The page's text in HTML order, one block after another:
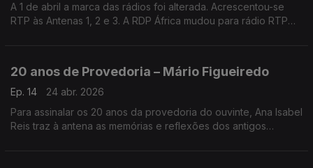
A 1 de abril a marca das rádios foi alterada. Acrescentou-se
RTP às Antenas 1, 2 e 3. A RDP África mudou para rádio RTP
20 anos de Provedoria – Mário Figueiredo
Ep. 14
24 abr. 2026
Para assinalar os 20 anos da provedoria do ouvinte, Ana Isabel
Reis traz à antena as memórias e reflexões dos antigos